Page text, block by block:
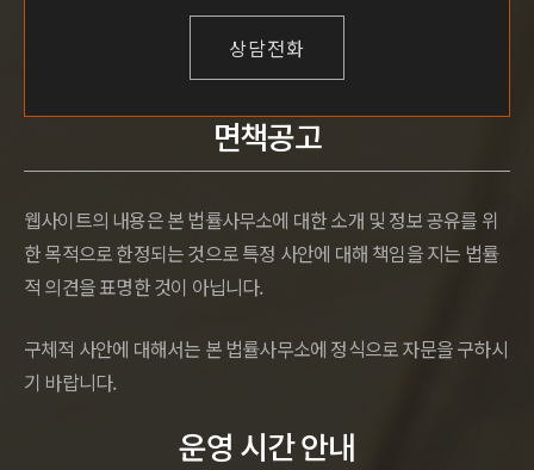
면책공고
웹사이트의 내용은 본 법률사무소에 대한 소개 및 정보 공유를 위
한 목적으로 한정되는 것으로 특정 사안에 대해 책임을 지는 법률
적 의견을 표명한 것이 아닙니다.
구체적 사안에 대해서는 본 법률사무소에 정식으로 자문을 구하시
기 바랍니다.
운영 시간 안내
상담전화